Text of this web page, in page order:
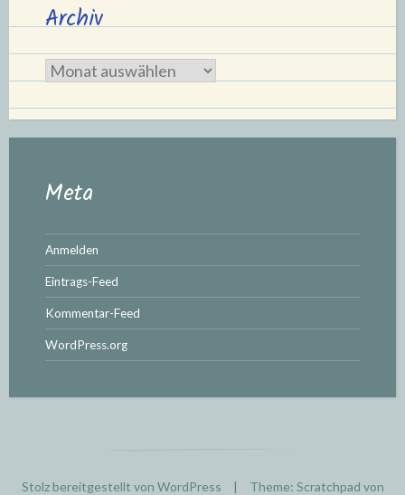
Archiv
Archiv
Meta
Anmelden
Eintrags-Feed
Kommentar-Feed
WordPress.org
Stolz bereitgestellt von WordPress | Theme: Scratchpad von